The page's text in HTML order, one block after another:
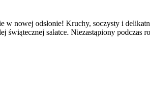
w nowej odsłonie! Kruchy, soczysty i
świątecznej sałatce. Niezastąpiony podczas